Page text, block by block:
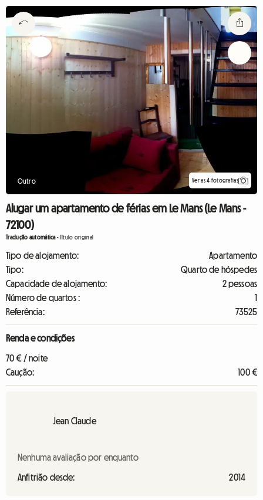
Outro Ver as 4 fotografias
Alugar um apartamento de férias em Le Mans (Le Mans -
72100)
Tradução automática-Título original
Tipo de alojamento:
Apartamento
Tipo:
Quarto de hóspedes
Capacidade de alojamento:
2 pessoas
Número de quartos :
1
Referência:
73525
Renda e condições
70 € / noite
Caução:
100 €
Jean Claude
Nenhuma avaliação por enquanto
Anfitrião desde: 2014